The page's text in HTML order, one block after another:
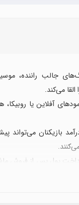
جالب راننده،
می‌کند.
یا روبیکا،
بازیکنان
پول پس از فروش